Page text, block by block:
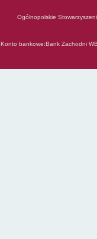
Ogólnopolskie
Konto bankowe:Bank Zachodni